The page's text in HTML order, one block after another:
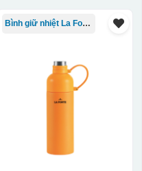
Decal Bước 2: Dán
Bình giữ nhiệt La Fonte